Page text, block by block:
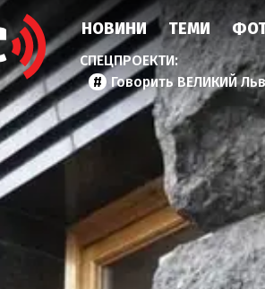
НОВИНИ ТЕМИ
Говорить ВЕЛИКИЙ